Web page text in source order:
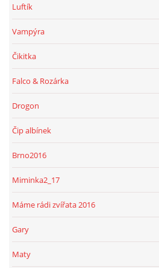
Luftík
Vampýra
Čikitka
Falco & Rozárka
Drogon
Čip albínek
Brno2016
Miminka2_17
Máme rádi zvířata 2016
Gary
Maty